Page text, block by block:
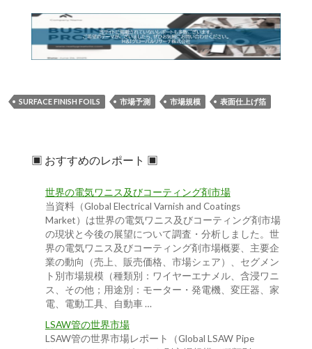
SURFACE FINISH FOILS 市場予測 市場規模 表面仕上げ箔
▣ おすすめのレポート ▣
世界の電気ワニス及びコーティング剤市場
当資料（Global Electrical Varnish and Coatings
Market）は世界の電気ワニス及びコーティング剤市場
の現状と今後の展望について調査・分析しました。世
界の電気ワニス及びコーティング剤市場概要、主要企
業の動向（売上、販売価格、市場シェア）、セグメン
ト別市場規模（種類別：ワイヤーエナメル、含浸ワニ
ス、その他；用途別：モーター・発電機、変圧器、家
電、電動工具、自動車 …
LSAW管の世界市場
LSAW管の世界市場レポート（Global LSAW Pipe